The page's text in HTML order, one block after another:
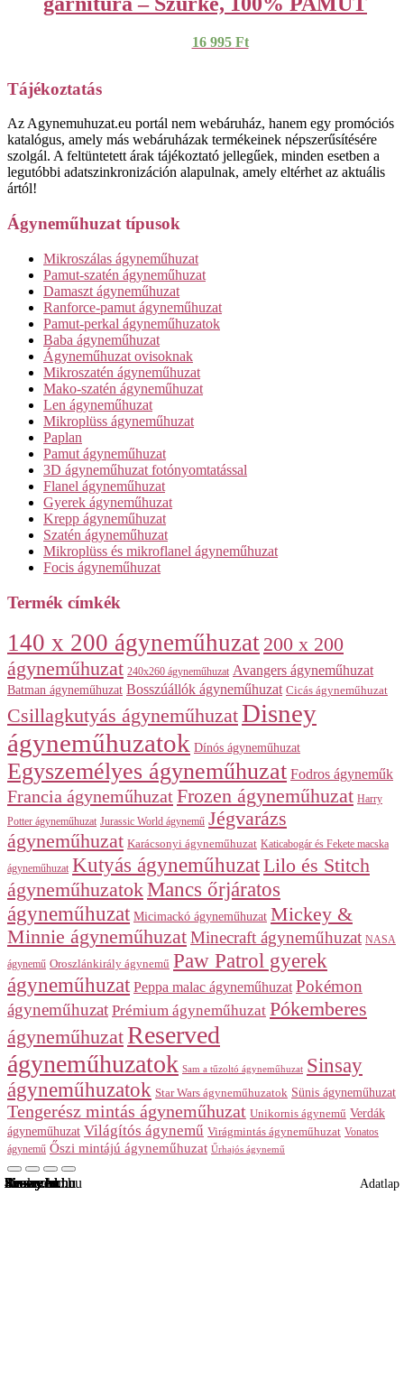
Adatlap
Sinsay.hu Adatlap
Sinsay.hu Adatlap
4home.hu Adatlap
Reserved.hu Adatlap
Sinsay.hu Adatlap
Arukereso.hu Adatlap
Sinsay.hu Adatlap
Sinsay.hu Adatlap
Sinsay.hu Adatlap
Reserved.hu Adatlap
Sinsay.hu
16 995 Ft
Adatlap
Reserved.hu
Tájékoztatás
Az Agynemuhuzat.eu portál nem webáruház, hanem egy promóciós
katalógus, amely más webáruházak termékeinek népszerűsítésére
szolgál. A feltüntetett árak tájékoztató jellegűek, minden esetben a
legutóbbi adatszinkronizáción alapulnak, amely eltérhet az aktuális
ártól!
Ágyneműhuzat típusok
Mikroszálas ágyneműhuzat
Pamut-szatén ágyneműhuzat
Damaszt ágyneműhuzat
Ranforce-pamut ágyneműhuzat
Pamut-perkal ágyneműhuzatok
Baba ágyneműhuzat
Ágyneműhuzat ovisoknak
Mikroszatén ágyneműhuzat
Mako-szatén ágyneműhuzat
Len ágyneműhuzat
Mikroplüss ágyneműhuzat
Paplan
Pamut ágyneműhuzat
3D ágyneműhuzat fotónyomtatással
Flanel ágyneműhuzat
Gyerek ágyneműhuzat
Krepp ágyneműhuzat
Szatén ágyneműhuzat
Mikroplüss és mikroflanel ágyneműhuzat
Focis ágyneműhuzat
Termék címkék
140 x 200 ágyneműhuzat 200 x 200
ágyneműhuzat 240x260 ágyneműhuzat Avangers ágyneműhuzat
Batman ágyneműhuzat Bosszúállók ágyneműhuzat Cicás ágyneműhuzat
Csillagkutyás ágyneműhuzatDisney
ágyneműhuzatok Dínós ágyneműhuzat
Egyszemélyes ágyneműhuzat Fodros ágyneműk
Francia ágyneműhuzat Frozen ágyneműhuzat Harry
Potter ágyneműhuzat Jurassic World ágynemű Jégvarázs
ágyneműhuzat Karácsonyi ágyneműhuzat Katicabogár és Fekete macska
ágyneműhuzat Kutyás ágyneműhuzatLilo és Stitch
ágyneműhuzatokMancs őrjáratos
ágyneműhuzat Micimackó ágyneműhuzat Mickey &
Minnie ágyneműhuzatMinecraft ágyneműhuzat NASA
ágynemű Oroszlánkirály ágynemű Paw Patrol gyerek
ágyneműhuzat Peppa malac ágyneműhuzat Pokémon
ágyneműhuzat Prémium ágyneműhuzat Pókemberes
ágyneműhuzatReserved
ágyneműhuzatok Sam a tűzoltó ágyneműhuzat Sinsay
ágyneműhuzatok Star Wars ágyneműhuzatok Sünis ágyneműhuzat
Tengerész mintás ágyneműhuzat Unikornis ágynemű Verdák
ágyneműhuzat Világítós ágynemű Virágmintás ágyneműhuzat Vonatos
ágynemű Őszi mintájú ágyneműhuzat Űrhajós ágynemű